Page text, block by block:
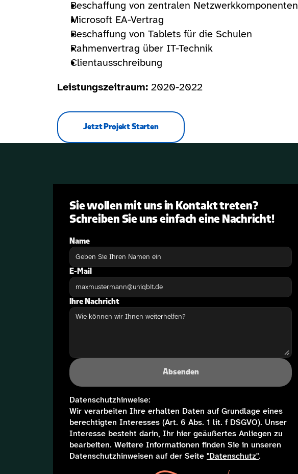
Beschaffung von zentralen Netzwerkkomponenten
Microsoft EA-Vertrag
Beschaffung von Tablets für die Schulen
Rahmenvertrag über IT-Technik
Clientausschreibung
Leistungszeitraum: 2020-2022
Jetzt Projekt Starten
Sie wollen mit uns in Kontakt treten?
Schreiben Sie uns einfach eine Nachricht!
Name
E-Mail
Ihre Nachricht
Absenden
Datenschutzhinweise:
Wir verarbeiten Ihre erhalten Daten auf Grundlage eines
berechtigten Interesses (Art. 6 Abs. 1 lit. f DSGVO). Unser
Interesse besteht darin, Ihr hier geäußertes Anliegen zu
bearbeiten. Weitere Informationen finden Sie in unseren
Datenschutzhinweisen auf der Seite "Datenschutz".